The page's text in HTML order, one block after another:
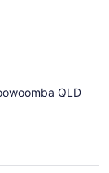
QLD